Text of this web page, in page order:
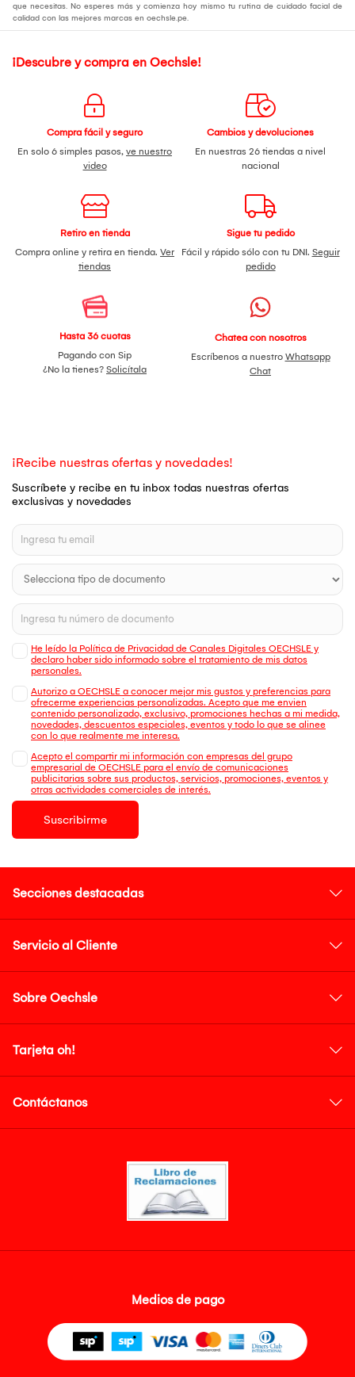
que necesitas. No esperes más y comienza hoy mismo tu rutina de cuidado facial de
calidad con las mejores marcas en oechsle.pe.
¡Descubre y compra en Oechsle!
Compra fácil y seguro
En solo 6 simples pasos, ve nuestro
video
Cambios y devoluciones
En nuestras 26 tiendas a nivel
nacional
Retiro en tienda
Compra online y retira en tienda. Ver
tiendas
Sigue tu pedido
Fácil y rápido sólo con tu DNI. Seguir
pedido
Hasta 36 cuotas
Pagando con Sip
¿No la tienes? Solicítala
Chatea con nosotros
Escríbenos a nuestro Whatsapp
Chat
¡Recibe nuestras ofertas y novedades!
Suscríbete y recibe en tu inbox todas nuestras ofertas
exclusivas y novedades
He leído la Política de Privacidad de Canales Digitales OECHSLE y
declaro haber sido informado sobre el tratamiento de mis datos
personales.
Autorizo a OECHSLE a conocer mejor mis gustos y preferencias para
ofrecerme experiencias personalizadas. Acepto que me envien
contenido personalizado, exclusivo, promociones hechas a mi medida,
novedades, descuentos especiales, eventos y todo lo que se alinee
con lo que realmente me interesa.
Acepto el compartir mi información con empresas del grupo
empresarial de OECHSLE para el envío de comunicaciones
publicitarias sobre sus productos, servicios, promociones, eventos y
otras actividades comerciales de interés.
Suscribirme
Secciones destacadas
Servicio al Cliente
Sobre Oechsle
Tarjeta oh!
Contáctanos
Medios de pago